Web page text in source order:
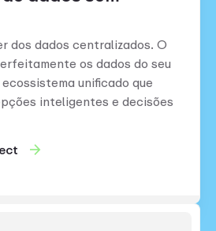
dos dados centralizados. O
os dados do seu
unificado que
inteligentes e decisões